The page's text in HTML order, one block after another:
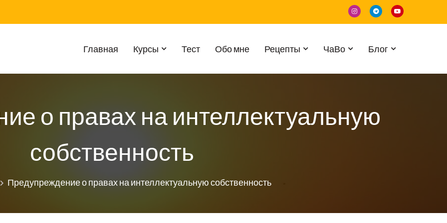
Главная Курсы Тест Обо мне Рецепты ЧаВо Блог
о правах на интеллектуальную
собственность
Предупреждение о правах на интеллектуальную собственность